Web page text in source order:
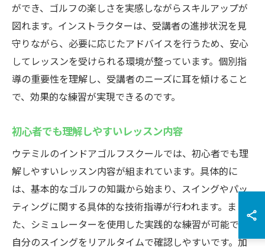
ができ、ゴルフの楽しさを実感しながらスキルアップが
図れます。インストラクターは、受講者の進捗状況を見
守りながら、必要に応じたアドバイスを行うため、安心
してレッスンを受けられる環境が整っています。個別指
導の重要性を理解し、受講者のニーズに耳を傾けること
で、効果的な練習が実現できるのです。
初心者でも理解しやすいレッスン内容
ウテミルのインドアゴルフスクールでは、初心者でも理
解しやすいレッスン内容が組まれています。具体的に
は、基本的なゴルフの知識から始まり、スイングやパッ
ティングに関する具体的な技術指導が行われます。ま
た、シミュレーターを使用した実践的な練習が可能で、
自分のスイングをリアルタイムで確認しやすいです。加